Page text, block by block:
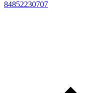
84852230707